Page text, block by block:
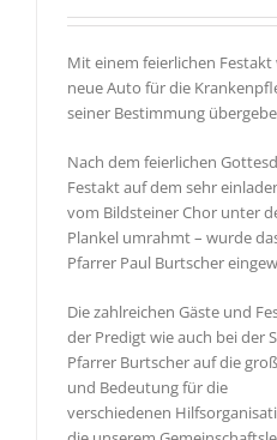
Mit einem feierlichen
neue Auto für die
seiner Bestimmung
Nach dem feierlichen
Festakt auf dem sehr
vom Bildsteiner Chor unter
Plankel umrahmt – wurde
Pfarrer Paul Burtscher
Die zahlreichen Gäste und
der Predigt wie auch bei der
Pfarrer Burtscher auf die
und Bedeutung für die
verschiedenen